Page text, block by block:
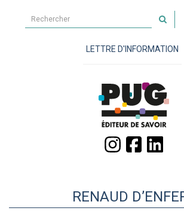
sur
site
LETTRE D'INFORMATION
RENAUD